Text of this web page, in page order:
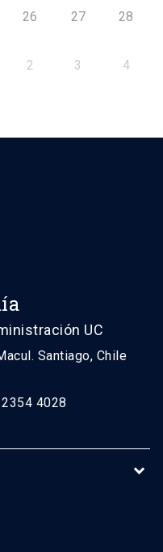
26 27 28
2 3 4
UC
Santiago, Chile
4028